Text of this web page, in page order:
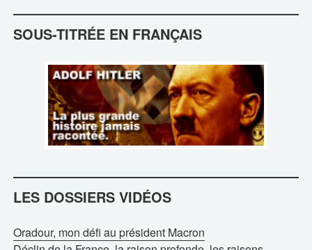
SOUS-TITRÉE EN FRANÇAIS
LES DOSSIERS VIDÉOS
Oradour, mon défi au président Macron